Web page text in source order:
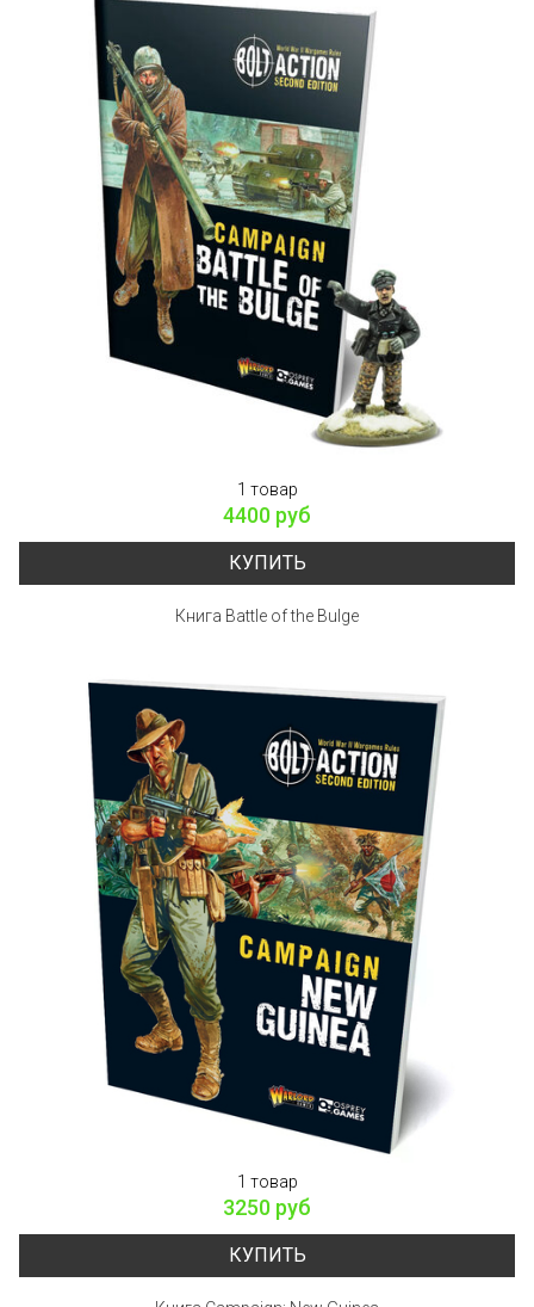
1 товар
4400 руб
КУПИТЬ
Книга Battle of the Bulge
1 товар
3250 руб
КУПИТЬ